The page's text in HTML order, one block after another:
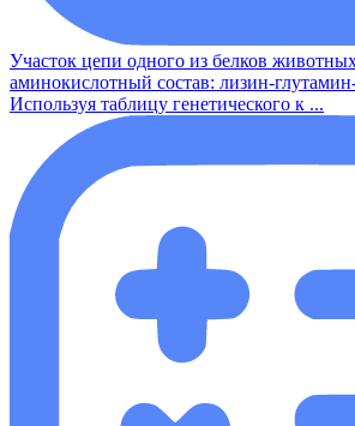
Участок цепи одного из белков
аминокислотный состав: лизин-
Используя таблицу генетического к ...